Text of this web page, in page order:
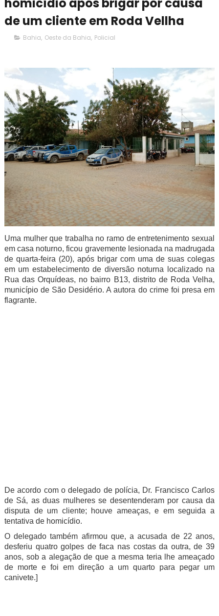
homicídio após brigar por causa
de um cliente em Roda Vellha
Bahia, Oeste da Bahia, Policial
Uma mulher que trabalha no ramo de entretenimento sexual
em casa noturno, ficou gravemente lesionada na madrugada
de quarta-feira (20), após brigar com uma de suas colegas
em um estabelecimento de diversão noturna localizado na
Rua das Orquídeas, no bairro B13, distrito de Roda Velha,
município de São Desidério. A autora do crime foi presa em
flagrante.
De acordo com o delegado de polícia, Dr. Francisco Carlos
de Sá, as duas mulheres se desentenderam por causa da
disputa de um cliente; houve ameaças, e em seguida a
tentativa de homicídio.
O delegado também afirmou que, a acusada de 22 anos,
desferiu quatro golpes de faca nas costas da outra, de 39
anos, sob a alegação de que a mesma teria lhe ameaçado
de morte e foi em direção a um quarto para pegar um
canivete.]